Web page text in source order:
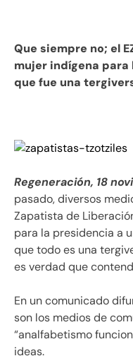
Que siempre no; el
mujer indígena para
que fue una
Regeneración, 18
pasado, diversos
Zapatista de
para la presidencia a
que todo es una
es verdad que
En un comunicado
son los medios de
“analfabetismo
ideas.